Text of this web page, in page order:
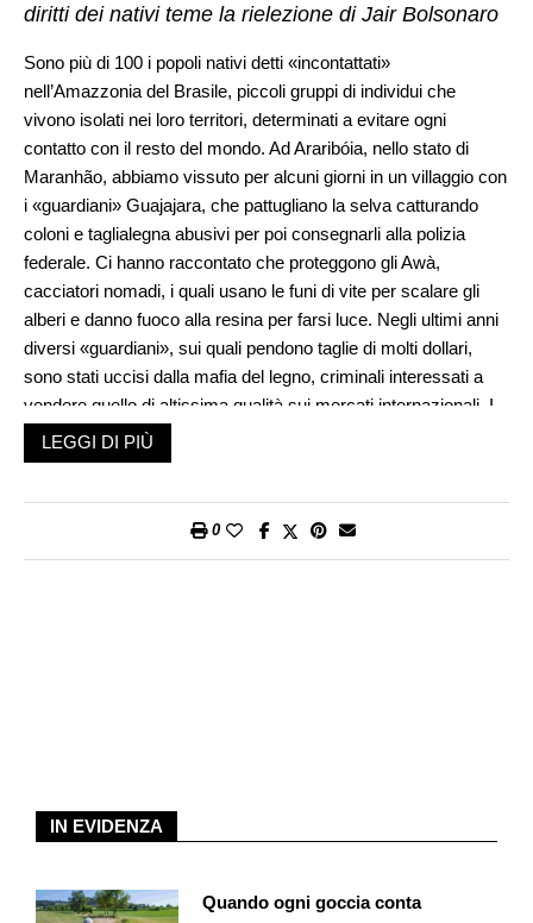
diritti dei nativi teme la rielezione di Jair Bolsonaro
Sono più di 100 i popoli nativi detti «incontattati»
nell’Amazzonia del Brasile, piccoli gruppi di individui che
vivono isolati nei loro territori, determinati a evitare ogni
contatto con il resto del mondo. Ad Araribóia, nello stato di
Maranhão, abbiamo vissuto per alcuni giorni in un villaggio con
i «guardiani» Guajajara, che pattugliano la selva catturando
coloni e taglialegna abusivi per poi consegnarli alla polizia
federale. Ci hanno raccontato che proteggono gli Awà,
cacciatori nomadi, i quali usano le funi di vite per scalare gli
alberi e danno fuoco alla resina per farsi luce. Negli ultimi anni
diversi «guardiani», sui quali pendono taglie di molti dollari,
sono stati uccisi dalla mafia del legno, criminali interessati a
vendere quello di altissima qualità sui mercati internazionali. I
Waimiri Atroari invece, un’altra popolazione indigena che vive
nel Roraima, Stato settentrionale del Brasile, preservano la vita
contatto con l’uomo bianco, come è accaduto ad altri prima di
successo di recente in Rondônia, sempre in Brasile, con la
circondato da grandi allevamenti di bestiame e piantagioni di
LEGGI DI PIÙ
0
IN EVIDENZA
Quando ogni goccia conta